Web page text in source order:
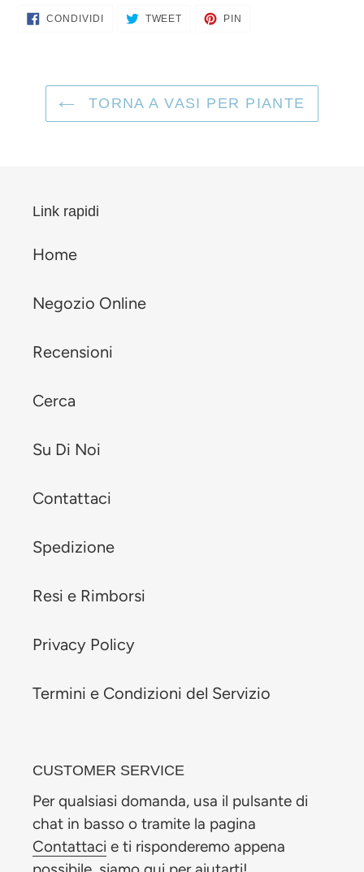
CONDIVIDICONDIVIDI
SU
TWEET TWITTA
PIN
TORNA A VASI PER PIANTE
Link rapidi
Home
Negozio Online
Recensioni
Cerca
Su Di Noi
Contattaci
Spedizione
Resi e Rimborsi
Privacy Policy
Termini e Condizioni del Servizio
CUSTOMER SERVICE
Per qualsiasi domanda, usa il pulsante di
chat in basso o tramite la pagina
Contattaci e ti risponderemo appena